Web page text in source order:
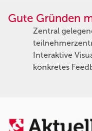
Gute Gründen
Zentral
Interaktive
konkretes